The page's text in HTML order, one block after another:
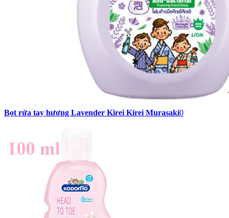
Bọt rửa tay hương Lavender Kirei Kirei Murasaki0